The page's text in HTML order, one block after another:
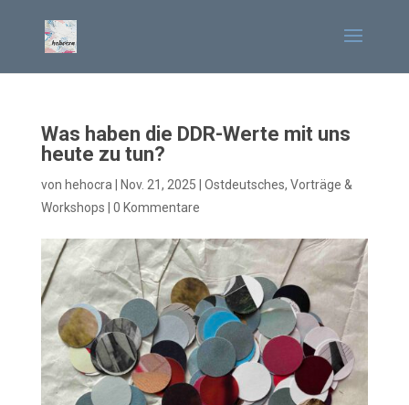
Was haben die DDR-Werte mit uns
heute zu tun?
von hehocra Nov. 21, 2025 Ostdeutsches, Vorträge &
Workshops
0 Kommentare